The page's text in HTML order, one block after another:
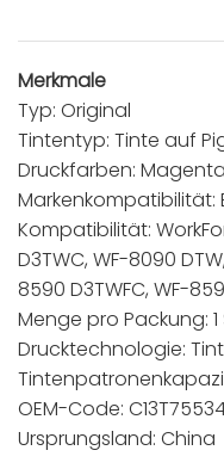
Merkmale
Typ: Original
Tintentyp: Tinte auf
Druckfarben: Magenta
Markenkompatibilität:
Kompatibilität:
D3TWC, WF-8090
8590 D3TWFC, WF-
Menge pro Packung:
Drucktechnologie:
OEM-Code:
Ursprungsland: China